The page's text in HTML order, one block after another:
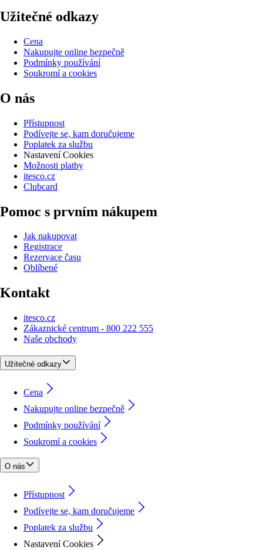
Užitečné odkazy
Cena
Nakupujte online bezpečně
Podmínky používání
Soukromí a cookies
O nás
Přístupnost
Podívejte se, kam doručujeme
Poplatek za službu
Nastavení Cookies
Možnosti platby
itesco.cz
Clubcard
Pomoc s prvním nákupem
Jak nakupovat
Registrace
Rezervace času
Oblíbené
Kontakt
itesco.cz
Zákaznické centrum - 800 222 555
Naše obchody
Užitečné odkazy
Cena
Nakupujte online bezpečně
Podmínky používání
Soukromí a cookies
O nás
Přístupnost
Podívejte se, kam doručujeme
Poplatek za službu
Nastavení Cookies